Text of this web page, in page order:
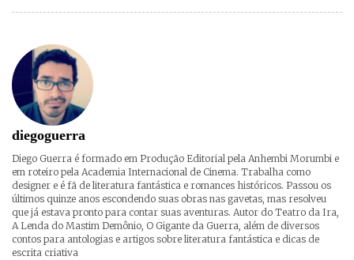
diegoguerra
Diego Guerra é formado em Produção Editorial pela Anhembi Morumbi e
em roteiro pela Academia Internacional de Cinema. Trabalha como
designer e é fã de literatura fantástica e romances históricos. Passou os
últimos quinze anos escondendo suas obras nas gavetas, mas resolveu
que já estava pronto para contar suas aventuras. Autor do Teatro da Ira,
A Lenda do Mastim Demônio, O Gigante da Guerra, além de diversos
contos para antologias e artigos sobre literatura fantástica e dicas de
escrita criativa